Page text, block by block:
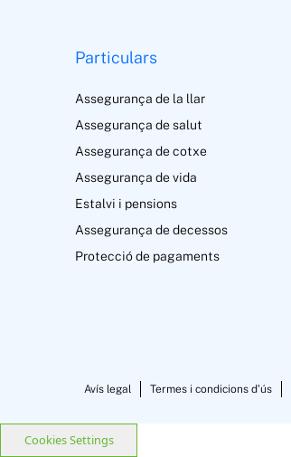
Particulars
Assegurança de la llar
Assegurança de salut
Assegurança de cotxe
Assegurança de vida
Estalvi i pensions
Assegurança de decessos
Protecció de pagaments
Avís legal Termes i condicions d’ús
Cookies Settings